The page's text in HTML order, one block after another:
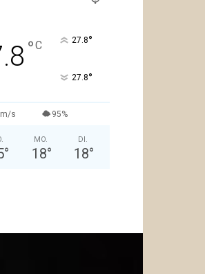
°C 27.8°
27.8°
s 95%
°
MO.
18°
DI.
18°